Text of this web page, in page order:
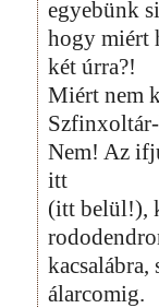
egyebünk
hogy miért
két úrra?!
Miért nem
Nem! Az
itt
(itt belül!),
álarcomig.